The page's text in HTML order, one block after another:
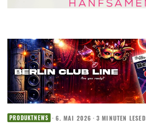
PRODUKTNEWS · 6. MAI 2026 · 3 MINUTEN